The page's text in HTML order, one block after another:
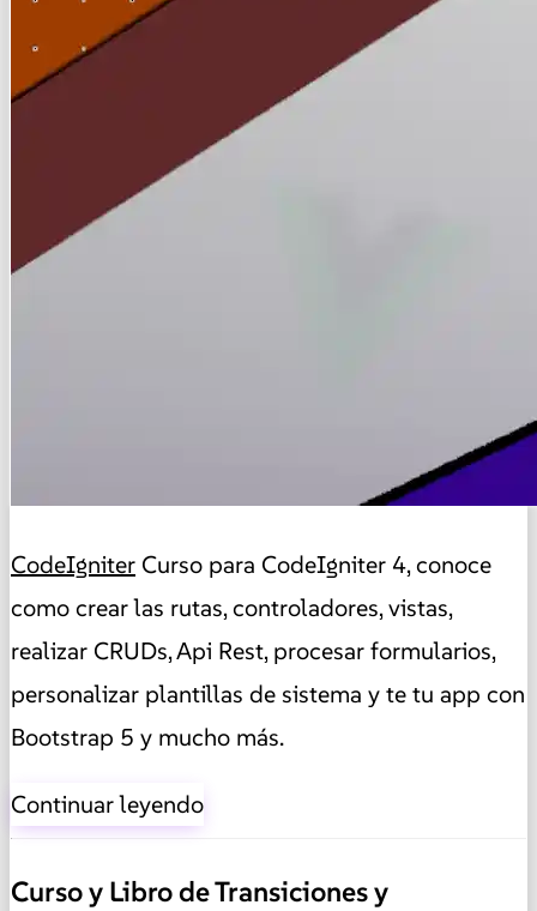
CodeIgniter Curso para CodeIgniter 4, conoce
como crear las rutas, controladores, vistas,
realizar CRUDs, Api Rest, procesar formularios,
personalizar plantillas de sistema y te tu app con
Bootstrap 5 y mucho más.
Continuar leyendo
Curso y Libro de Transiciones y